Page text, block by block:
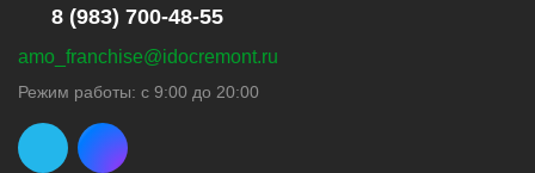
8 (983) 700-48-55
amo_franchise@idocremont.ru
Режим работы: с 9:00 до 20:00